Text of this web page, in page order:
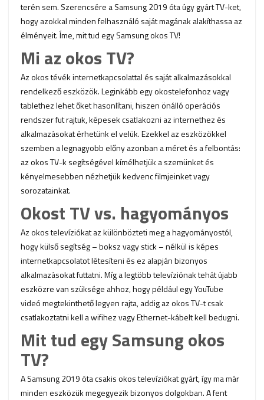
terén sem. Szerencsére a Samsung 2019 óta úgy gyárt TV-ket,
hogy azokkal minden felhasználó saját magának alakíthassa az
élményeit. Íme, mit tud egy Samsung okos TV!
Mi az okos TV?
Az okos tévék internetkapcsolattal és saját alkalmazásokkal
rendelkező eszközök. Leginkább egy okostelefonhoz vagy
tablethez lehet őket hasonlítani, hiszen önálló operációs
rendszer fut rajtuk, képesek csatlakozni az internethez és
alkalmazásokat érhetünk el velük. Ezekkel az eszközökkel
szemben a legnagyobb előny azonban a méret és a felbontás:
az okos TV-k segítségével kímélhetjük a szemünket és
kényelmesebben nézhetjük kedvenc filmjeinket vagy
sorozatainkat.
Okost TV vs. hagyományos
Az okos televíziókat az különbözteti meg a hagyományostól,
hogy külső segítség – boksz vagy stick – nélkül is képes
internetkapcsolatot létesíteni és ez alapján bizonyos
alkalmazásokat futtatni. Míg a legtöbb televíziónak tehát újabb
eszközre van szüksége ahhoz, hogy például egy YouTube
videó megtekinthető legyen rajta, addig az okos TV-t csak
csatlakoztatni kell a wifihez vagy Ethernet-kábelt kell bedugni.
Mit tud egy Samsung okos
TV?
A Samsung 2019 óta csakis okos televíziókat gyárt, így ma már
minden eszközük megegyezik bizonyos dolgokban. A fent